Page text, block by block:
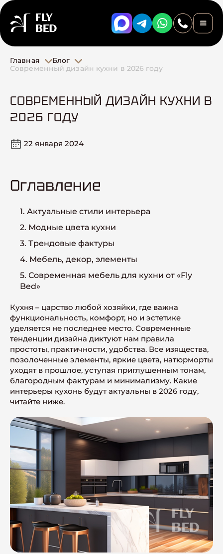
Главная
Блог
Современный дизайн кухни в 2026 году
СОВРЕМЕННЫЙ ДИЗАЙН КУХНИ В
2026 ГОДУ
22 января 2024
Оглавление
1. Актуальные стили интерьера
2. Модные цвета кухни
3. Трендовые фактуры
4. Мебель, декор, элементы
5. Современная мебель для кухни от «Fly
Bed»
Кухня – царство любой хозяйки, где важна
функциональность, комфорт, но и эстетике
уделяется не последнее место. Современные
тенденции дизайна диктуют нам правила
простоты, практичности, удобства. Все изящества,
позолоченные элементы, яркие цвета, натюрморты
уходят в прошлое, уступая приглушенным тонам,
благородным фактурам и минимализму. Какие
интерьеры кухонь будут актуальны в 2026 году,
читайте ниже.